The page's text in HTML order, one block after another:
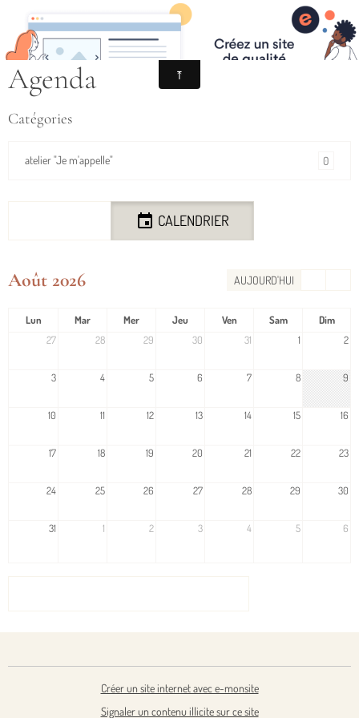
Agenda
Catégories
atelier "Je m'appelle" 0
CALENDRIER
Août 2026 AUJOURD'HUI
Lun Mar Mer Jeu Ven Sam
Dim
27
28 29 30 31 1 2
3 4 5 6 7 8 9
10 11 12 13 14 15 16
17 18 19 20 21 22 23
24 25 26 27 28 29 30
31 1 2 3 4 5 6
Créer un site internet avec e-monsite
Signaler un contenu illicite sur ce site